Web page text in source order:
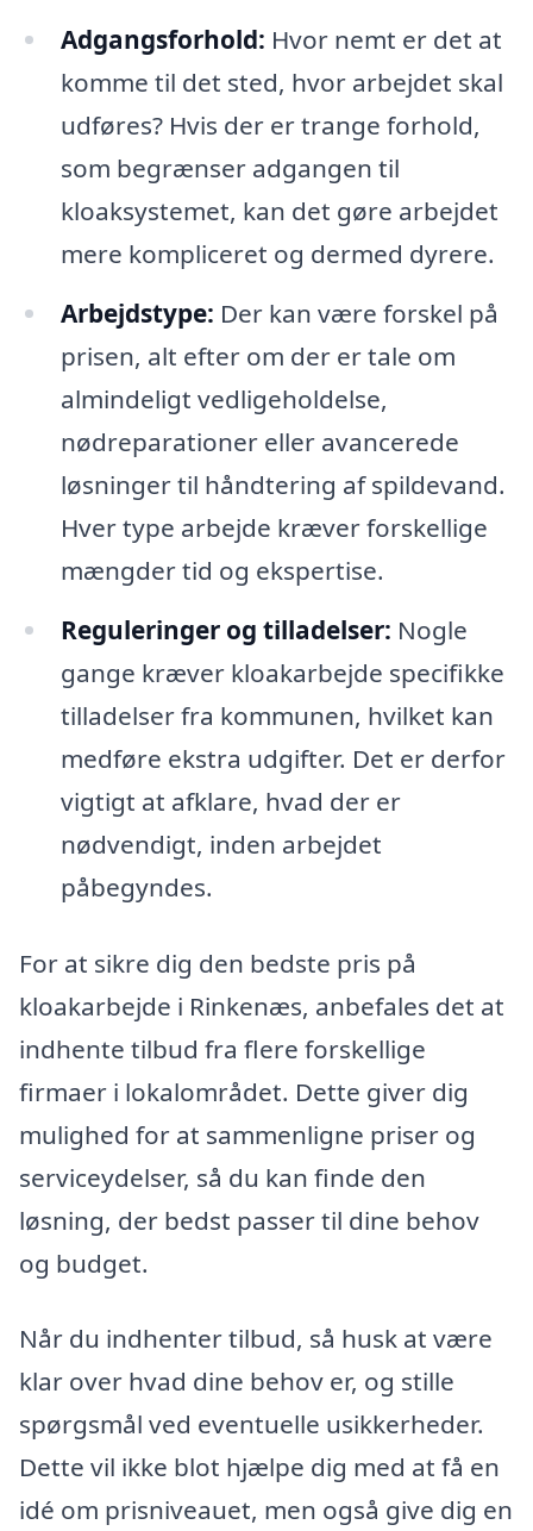
Adgangsforhold: Hvor nemt er det at
komme til det sted, hvor arbejdet skal
udføres? Hvis der er trange forhold,
som begrænser adgangen til
kloaksystemet, kan det gøre arbejdet
mere kompliceret og dermed dyrere.
Arbejdstype: Der kan være forskel på
prisen, alt efter om der er tale om
almindeligt vedligeholdelse,
nødreparationer eller avancerede
løsninger til håndtering af spildevand.
Hver type arbejde kræver forskellige
mængder tid og ekspertise.
Reguleringer og tilladelser: Nogle
gange kræver kloakarbejde specifikke
tilladelser fra kommunen, hvilket kan
medføre ekstra udgifter. Det er derfor
vigtigt at afklare, hvad der er
nødvendigt, inden arbejdet
påbegyndes.
For at sikre dig den bedste pris på
kloakarbejde i Rinkenæs, anbefales det at
indhente tilbud fra flere forskellige
firmaer i lokalområdet. Dette giver dig
mulighed for at sammenligne priser og
serviceydelser, så du kan finde den
løsning, der bedst passer til dine behov
og budget.
Når du indhenter tilbud, så husk at være
klar over hvad dine behov er, og stille
spørgsmål ved eventuelle usikkerheder.
Dette vil ikke blot hjælpe dig med at få en
idé om prisniveauet, men også give dig en